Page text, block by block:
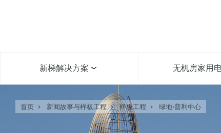
新梯解决方案 无机房家用
首页 新闻故事与样板工程 样板工程 绿地•普利中心